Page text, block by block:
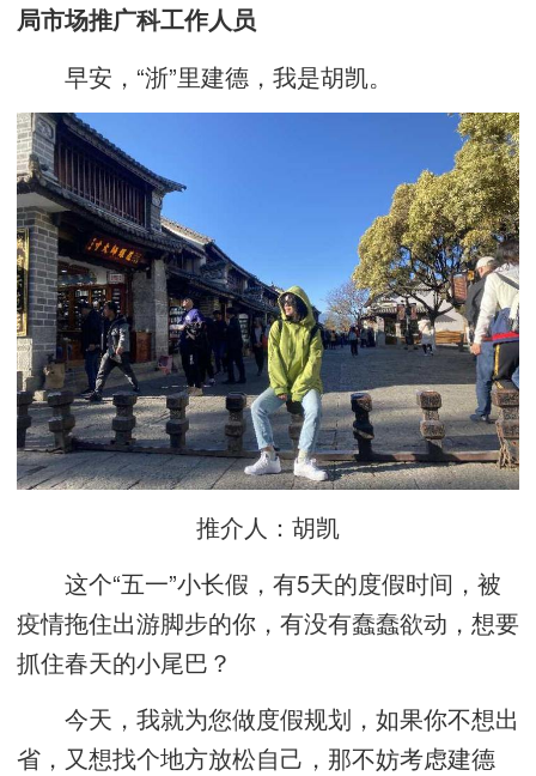
局市场推广科工作人员
早安，“浙”里建德，我是胡凯。
推介人：胡凯
这个“五一”小长假，有5天的度假时间，被
疫情拖住出游脚步的你，有没有蠢蠢欲动，想要
抓住春天的小尾巴？
今天，我就为您做度假规划，如果你不想出
省，又想找个地方放松自己，那不妨考虑建德